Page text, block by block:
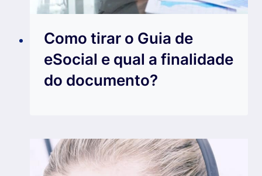
Como tirar o Guia de
eSocial e qual a finalidade
do documento?